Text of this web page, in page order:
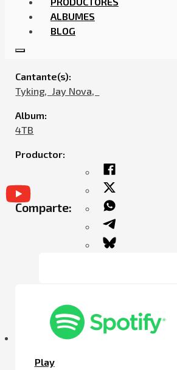
ALBUMES
BLOG
Cantante(s):
Tyking,ㅤㅤ
Jay Nova,ㅤㅤ
Album:
4TB
Productor:
Comparte:
Play